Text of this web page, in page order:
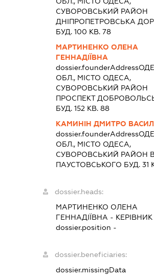
СУВОРОВСЬКИЙ РАЙОН
ДНІПРОПЕТРОВСЬКА
БУД. 100 КВ. 78
МАРТИНЕНКО ОЛЕНА
ГЕННАДІЇВНА
dossier.founderAddress
ОБЛ., МІСТО ОДЕСА,
СУВОРОВСЬКИЙ РАЙОН
ПРОСПЕКТ
БУД. 152 КВ. 88
КАМИНІН ДМИТРО
dossier.founderAddress
ОБЛ., МІСТО ОДЕСА,
СУВОРОВСЬКИЙ РАЙОН
ПАУСТОВСЬКОГО БУД. 31
dossier.heads:
МАРТИНЕНКО ОЛЕНА
ГЕННАДІЇВНА - КЕРІВНИК
dossier.position -
dossier.beneficiaries:
dossier.missingData